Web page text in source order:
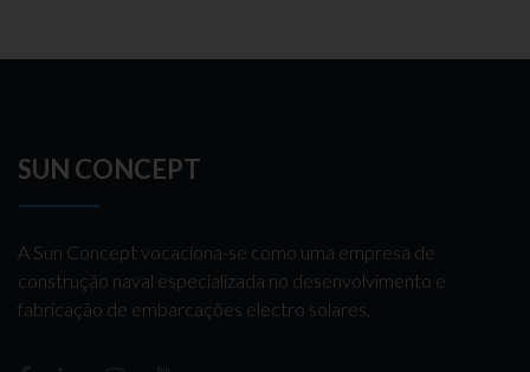
SUN CONCEPT
A Sun Concept vocaciona-se como uma empresa de
construção naval especializada no desenvolvimento e
fabricação de embarcações electro solares,